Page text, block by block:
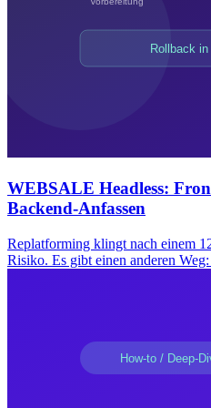
WEBSALE Headless:
Backend-Anfassen
Replatforming klingt nach einem
Risiko. Es gibt einen anderen